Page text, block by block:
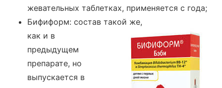
жевательных таблетках, применяется с года;
Бифиформ: состав такой же,
как и в
предыдущем
препарате, но
выпускается в